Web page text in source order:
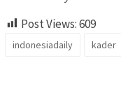
Post Views:609
indonesiadaily kader